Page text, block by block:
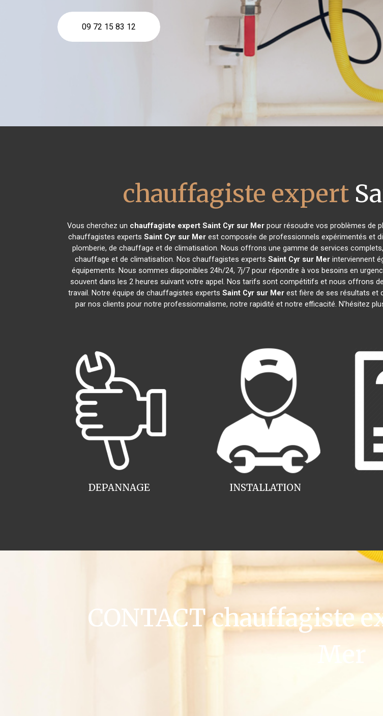
09 72 15 83 12
chauffagiste expert
Vous cherchez un chauffagiste expert Saint Cyr sur Merpour résoudre vos problèmes de
chauffagistes experts Saint Cyr sur Mer est composée de professionnels expérimentés et
plomberie, de chauffage et de climatisation. Nous offrons une gamme de services
chauffage et de climatisation. Nos chauffagistes experts Saint Cyr sur Merinterviennent
équipements. Nous sommes disponibles 24h/24, 7j/7 pour répondre à vos besoins en
souvent dans les 2 heures suivant votre appel. Nos tarifs sont compétitifs et nous offrons
travail. Notre équipe de chauffagistes experts Saint Cyr sur Mer est fière de ses résultats et
par nos clients pour notre professionnalisme, notre rapidité et notre efficacité. N'hésitez
INSTALLATION
DEPANNAGE
CONTACT chauffagiste
Mer